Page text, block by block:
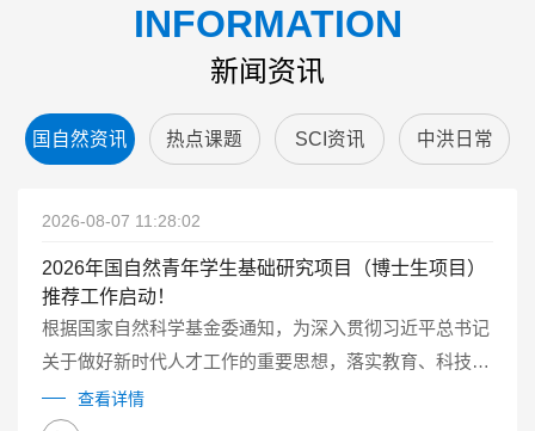
INFORMATION
新闻资讯
国自然资讯 热点课题 SCI资讯 中洪日常
2026-08-07 11:28:02
2026年国自然青年学生基础研究项目（博士生项目）
推荐工作启动！
根据国家自然科学基金委通知，为深入贯彻习近平总书记
关于做好新时代人才工作的重要思想，落实教育、科技、
人才一体化发展的要求，2026年自然科学基金委继续试点
查看详情